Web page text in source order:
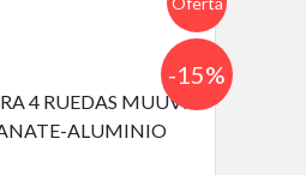
-15%